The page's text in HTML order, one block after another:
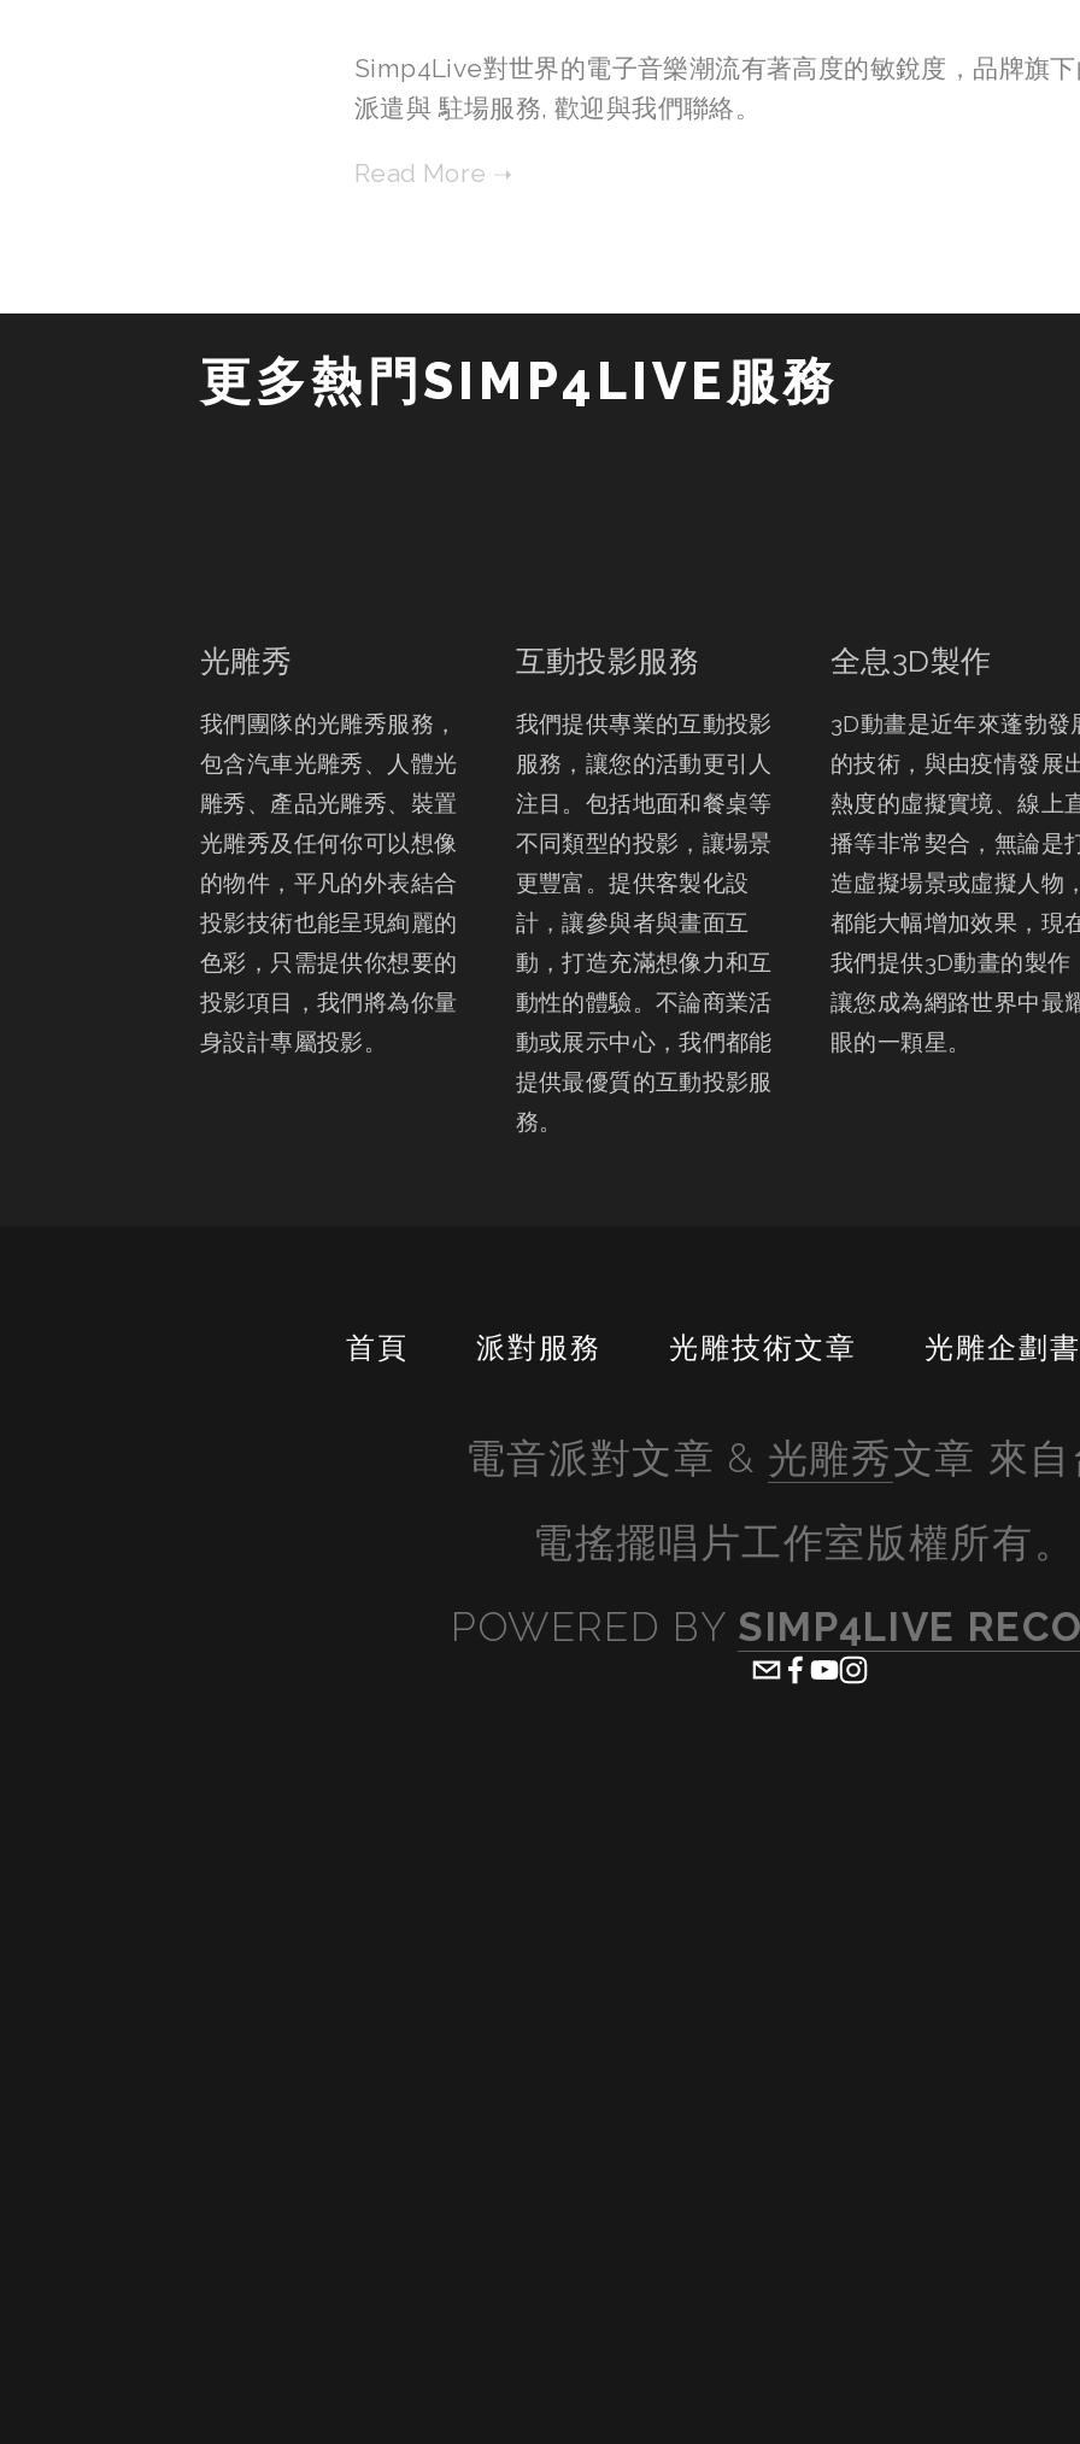
Simp4Live對世界的電子音樂潮流有著高度的敏銳度，品牌旗
派遣與 駐場服務, 歡迎與我們聯絡。
更多熱門SIMP4LIVE服務
光雕秀
我們團隊的光雕秀服務，
包含汽車光雕秀、人體光
雕秀、產品光雕秀、裝置
光雕秀及任何你可以想像
的物件，平凡的外表結合
投影技術也能呈現絢麗的
色彩，只需提供你想要的
投影項目，我們將為你量
身設計專屬投影。
互動投影服務
我們提供專業的互動投影
服務，讓您的活動更引人
注目。包括地面和餐桌等
不同類型的投影，讓場景
更豐富。提供客製化設
計，讓參與者與畫面互
動，打造充滿想像力和互
動性的體驗。不論商業活
動或展示中心，我們都能
提供最優質的互動投影服
務。
全息3D製作
3D動畫是近年來蓬勃發
的技術，與由疫情發展
熱度的虛擬實境、線上
播等非常契合，無論是
造虛擬場景或虛擬人物，
都能大幅增加效果，現
我們提供3D動畫的製作
讓您成為網路世界中最
眼的一顆星。
首頁 派對服務 光雕技術文章 光雕企劃書
電音派對文章 & 光雕秀文章 來
電搖擺唱片工作室版權所有。
POWERED BY SIMP4LIVE